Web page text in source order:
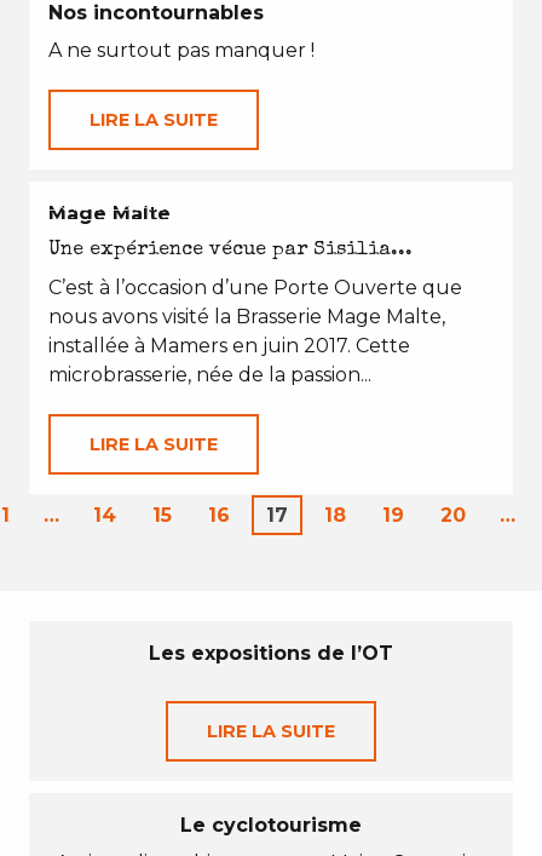
Nos incontournables
A ne surtout pas manquer !
LIRE LA SUITE
EN TOUTES SAISONS
Mage Malte
Une expérience vécue par Sisilia...
C’est à l’occasion d’une Porte Ouverte que
nous avons visité la Brasserie Mage Malte,
installée à Mamers en juin 2017. Cette
microbrasserie, née de la passion...
LIRE LA SUITE
1 … 14 15 16 17 18 19 20 …
Les expositions de l’OT
LIRE LA SUITE
Le cyclotourisme